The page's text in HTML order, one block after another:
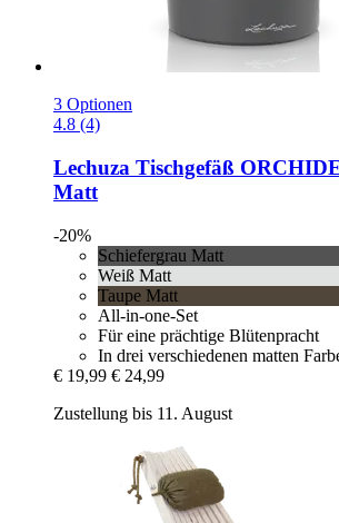
3 Optionen
4.8 (4)
Lechuza Tischgefäß
Matt
-20%
Schiefergrau Matt
Weiß Matt
Taupe Matt
All-in-one-Set
Für eine prächtige Blütenpracht
In drei verschiedenen matten
€ 19,99 € 24,99
Zustellung bis 11. August